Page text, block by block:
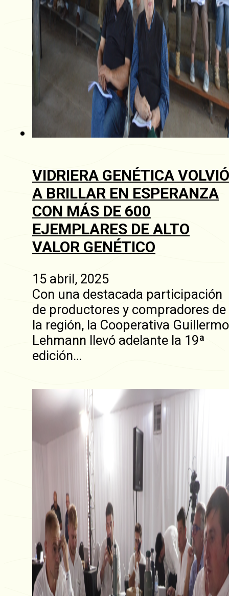
VIDRIERA GENÉTICA VOLVIÓ
A BRILLAR EN ESPERANZA
CON MÁS DE 600
EJEMPLARES DE ALTO
VALOR GENÉTICO
15 abril, 2025
Con una destacada participación
de productores y compradores de
la región, la Cooperativa Guillermo
Lehmann llevó adelante la 19ª
edición…